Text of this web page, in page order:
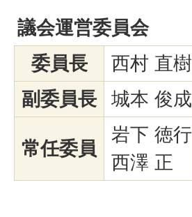
議会運営委員会
委員長
西村 直樹
副委員長
城本 俊成
常任委員
岩下 徳行
西澤 正